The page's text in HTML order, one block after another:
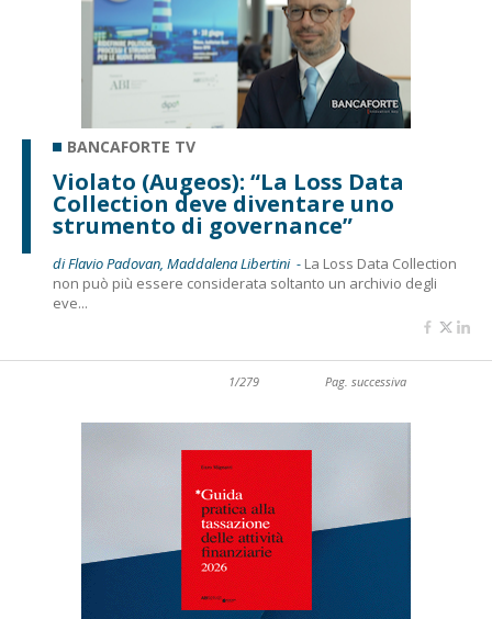
BANCAFORTE TV
Violato (Augeos): “La Loss Data
Collection deve diventare uno
strumento di governance”
di Flavio Padovan, Maddalena Libertini - La Loss Data Collection
non può più essere considerata soltanto un archivio degli
eve...
1/279 Pag. successiva